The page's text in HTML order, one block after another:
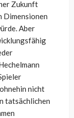
Zukunft
Dimensionen
Aber
nicht
tatsächlichen